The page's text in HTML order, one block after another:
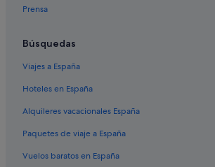
Hoteles con restaurante en Playa de las Américas
Hoteles con casino en Costa Adeje
Costa Adeje hoteles
Casas privadas de vacaciones en San Eugenio
Hoteles de golf en Costa Adeje
Hoteles con todo incluido en San Eugenio
Prensa
Búsquedas
Viajes a España
Hoteles en España
Alquileres vacacionales España
Paquetes de viaje a España
Vuelos baratos en España